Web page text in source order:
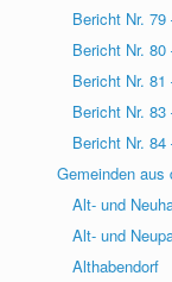
Bericht Nr.
Bericht Nr.
Bericht Nr.
Bericht Nr.
Bericht Nr. 84
Gemeinden aus
Alt- und
Alt- und
Althabendorf